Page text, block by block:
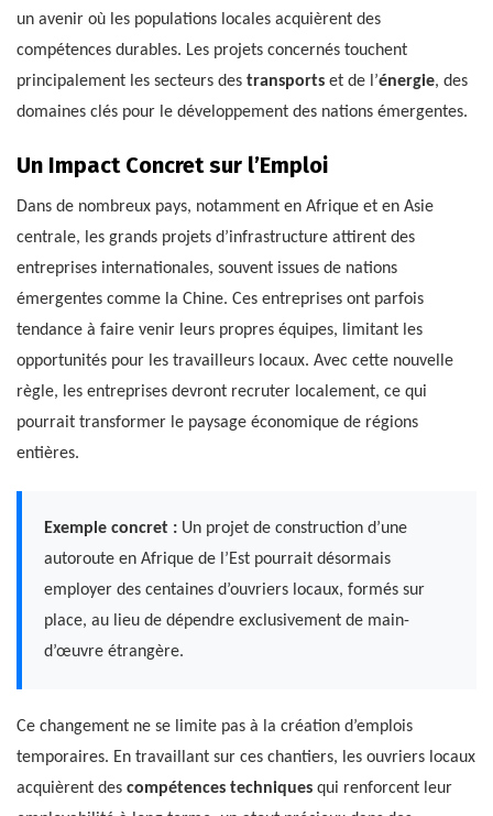
un avenir où les populations locales acquièrent des
compétences durables. Les projets concernés touchent
principalement les secteurs des transports et de l’énergie, des
domaines clés pour le développement des nations émergentes.
Un Impact Concret sur l’Emploi
Dans de nombreux pays, notamment en Afrique et en Asie
centrale, les grands projets d’infrastructure attirent des
entreprises internationales, souvent issues de nations
émergentes comme la Chine. Ces entreprises ont parfois
tendance à faire venir leurs propres équipes, limitant les
opportunités pour les travailleurs locaux. Avec cette nouvelle
règle, les entreprises devront recruter localement, ce qui
pourrait transformer le paysage économique de régions
entières.
Exemple concret : Un projet de construction d’une
autoroute en Afrique de l’Est pourrait désormais
employer des centaines d’ouvriers locaux, formés sur
place, au lieu de dépendre exclusivement de main-
d’œuvre étrangère.
Ce changement ne se limite pas à la création d’emplois
temporaires. En travaillant sur ces chantiers, les ouvriers locaux
acquièrent des compétences techniques qui renforcent leur